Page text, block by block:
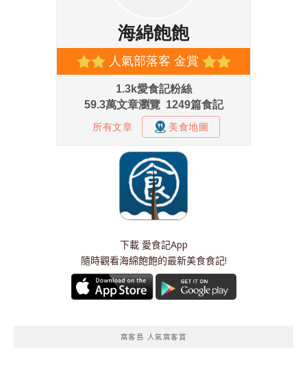
下載 愛食記App
隨時觀看海綿飽飽的最新美食食記!
窩客島 人氣窩客賞